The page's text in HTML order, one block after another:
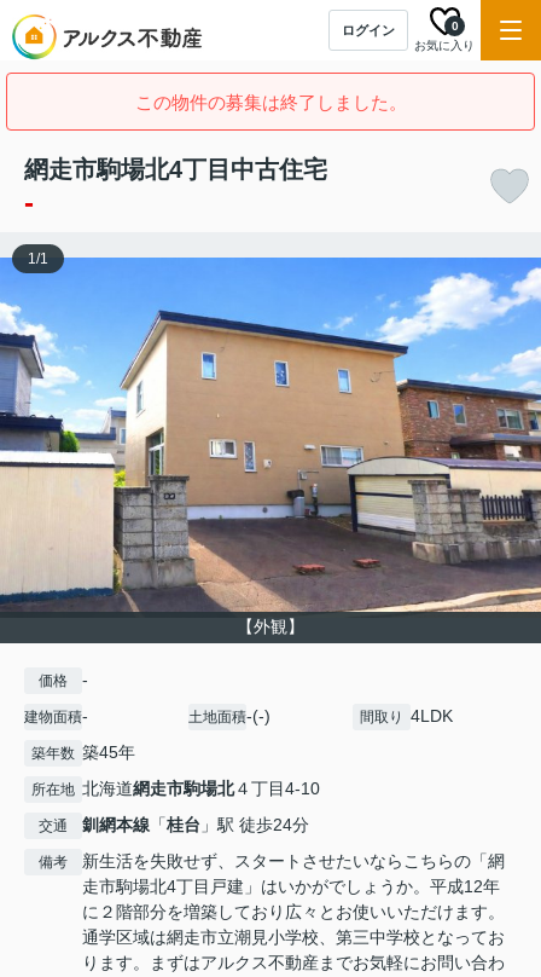
ログイン
お気に入り
0
この物件の募集は終了しました。
網走市駒場北4丁目中古住宅
-
【外観】
1/1
価格 -
建物面積- 土地面積-(-) 間取り 4LDK
築年数 築45年
所在地 北海道網走市駒場北４丁目4-10
交通 釧網本線 「桂台 」駅 徒歩24分
備考
新生活を失敗せず、スタートさせたいならこちらの「網
走市駒場北4丁目戸建」はいかがでしょうか。平成12年
に２階部分を増築しており広々とお使いいただけます。
通学区域は網走市立潮見小学校、第三中学校となってお
ります。まずはアルクス不動産までお気軽にお問い合わ